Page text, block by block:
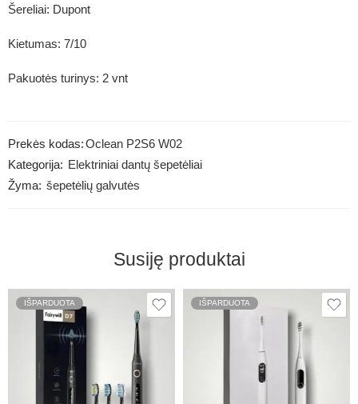
Šereliai: Dupont
Kietumas: 7/10
Pakuotės turinys: 2 vnt
Prekės kodas:Oclean P2S6 W02
Kategorija: Elektriniai dantų šepetėliai
Žyma: šepetėlių galvutės
Susiję produktai
IŠPARDUOTA IŠPARDUOTA